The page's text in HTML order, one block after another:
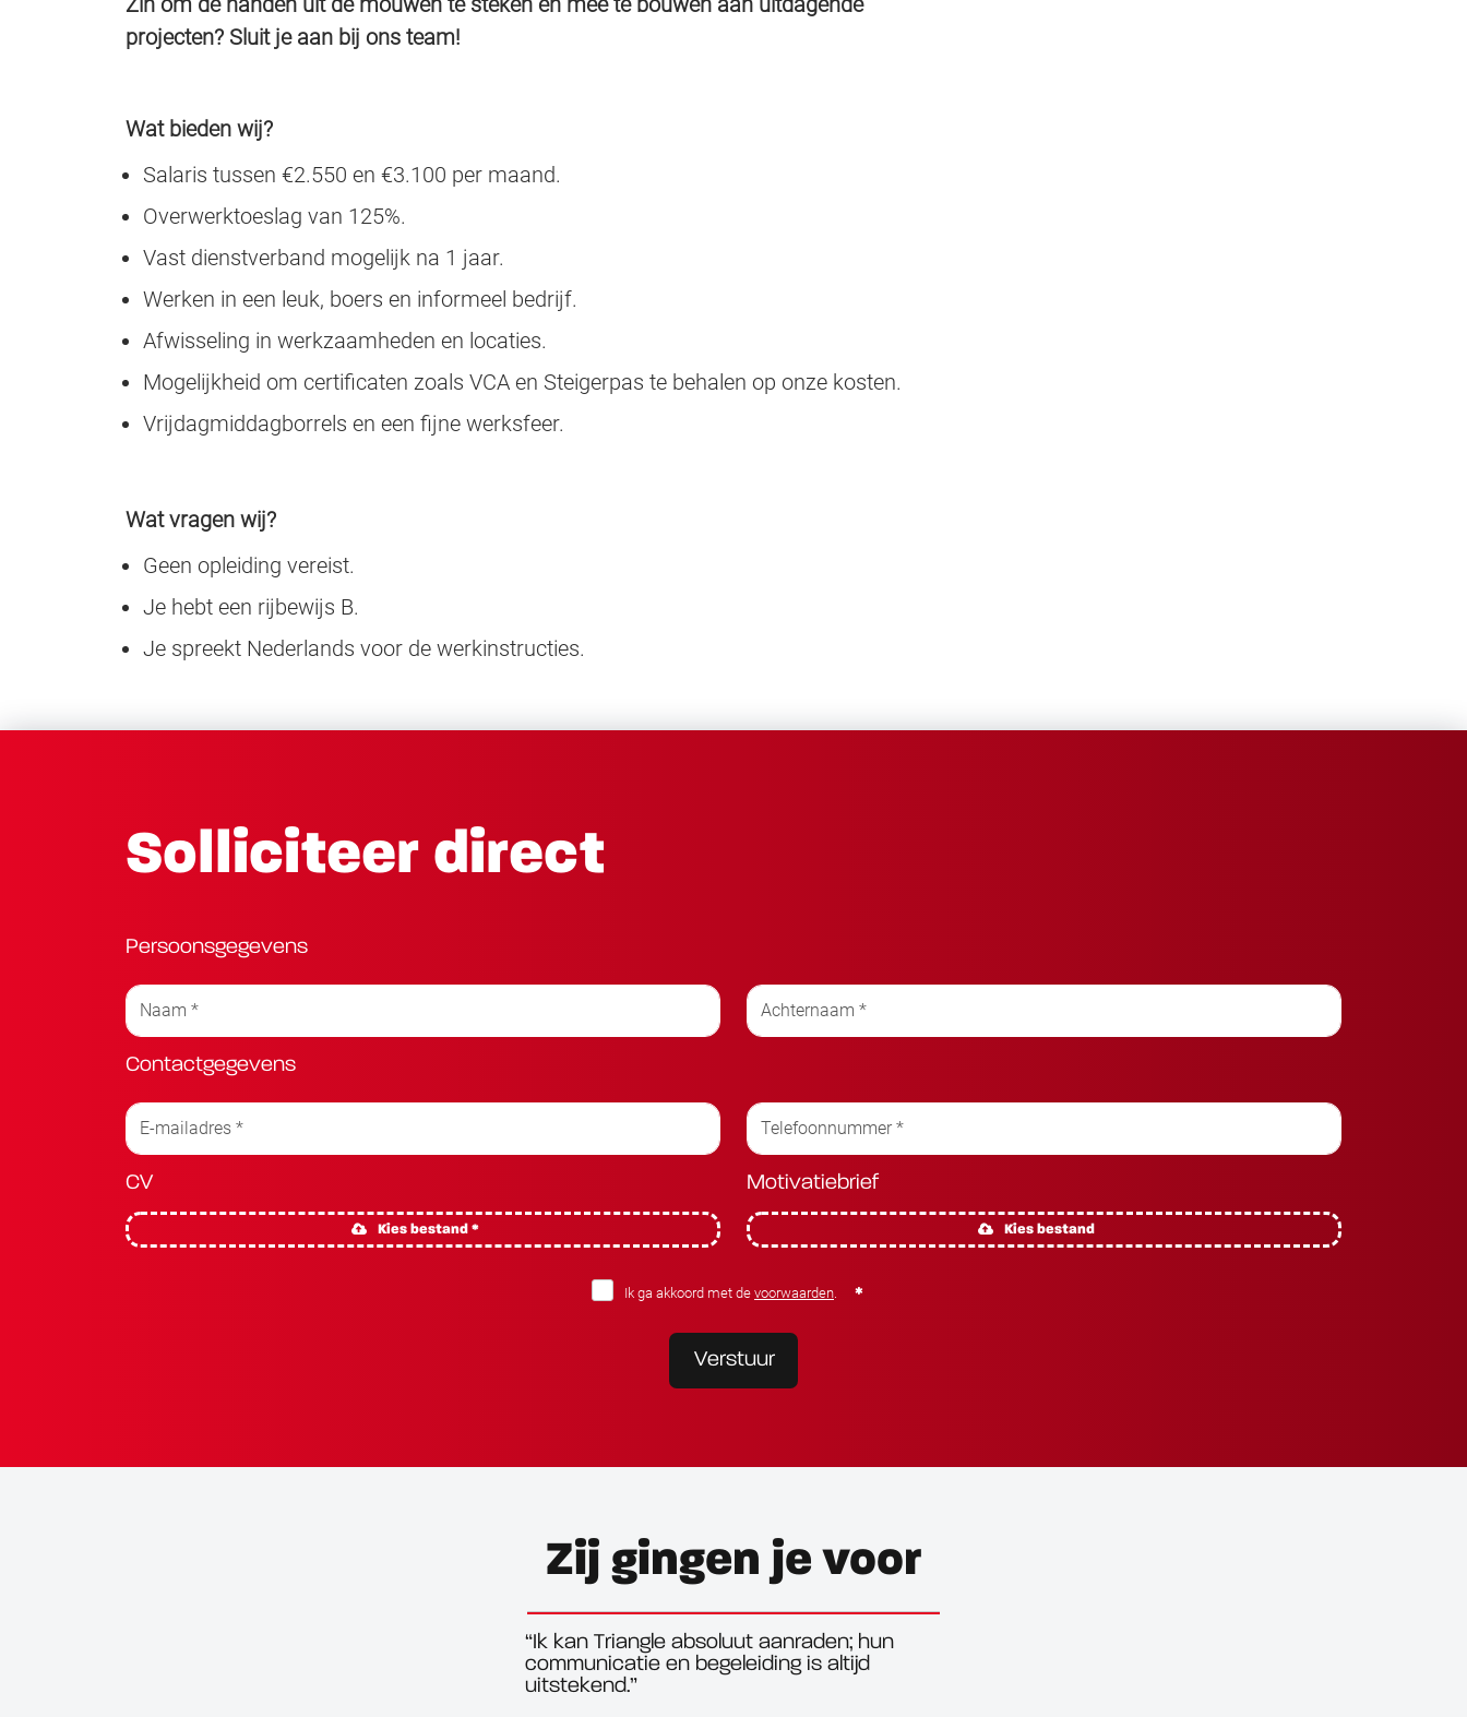
projecten? Sluit je aan bij ons team!
Wat bieden wij?
Salaris tussen €2.550 en €3.100 per maand.
Overwerktoeslag van 125%.
Vast dienstverband mogelijk na 1 jaar.
Werken in een leuk, boers en informeel bedrijf.
Afwisseling in werkzaamheden en locaties.
Mogelijkheid om certificaten zoals VCA en Steigerpas te behalen op onze kosten.
Vrijdagmiddagborrels en een fijne werksfeer.
Wat vragen wij?
Geen opleiding vereist.
Je hebt een rijbewijs B.
Je spreekt Nederlands voor de werkinstructies.
Solliciteer direct
Persoonsgegevens
Contactgegevens
CV
Kies bestand *
Motivatiebrief
Kies bestand
Ik ga akkoord met de voorwaarden
Verstuur
Zij gingen je voor
Je maakt een goede keuze door voor
Triangle te komen werken! Ze zorgen voor
hun mensen, passen het werk aan op jouw